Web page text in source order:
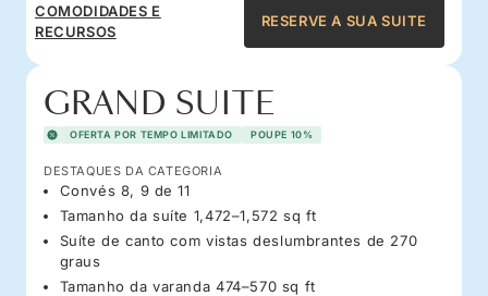
COMODIDADES E
RECURSOS
RESERVE A SUA SUITE
GRAND SUITE
OFERTA POR TEMPO LIMITADO POUPE 10%
DESTAQUES DA CATEGORIA
Convés 8, 9 de 11
Tamanho da suíte 1,472–1,572 sq ft
Suíte de canto com vistas deslumbrantes de 270
graus
Tamanho da varanda 474–570 sq ft